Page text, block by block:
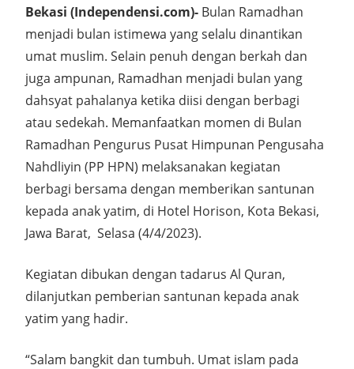
Bekasi (Independensi.com)- Bulan Ramadhan
menjadi bulan istimewa yang selalu dinantikan
umat muslim. Selain penuh dengan berkah dan
juga ampunan, Ramadhan menjadi bulan yang
dahsyat pahalanya ketika diisi dengan berbagi
atau sedekah. Memanfaatkan momen di Bulan
Ramadhan Pengurus Pusat Himpunan Pengusaha
Nahdliyin (PP HPN) melaksanakan kegiatan
berbagi bersama dengan memberikan santunan
kepada anak yatim, di Hotel Horison, Kota Bekasi,
Jawa Barat, Selasa (4/4/2023).
Kegiatan dibukan dengan tadarus Al Quran,
dilanjutkan pemberian santunan kepada anak
yatim yang hadir.
“Salam bangkit dan tumbuh. Umat islam pada